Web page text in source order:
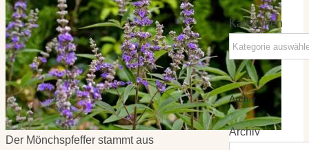
Der Mönchspfeffer stammt aus
Kategorien
Archiv
Archiv